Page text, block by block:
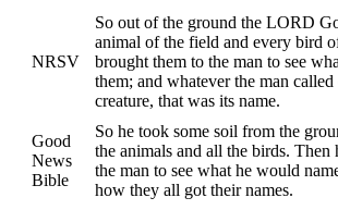
NRSV
So out of the ground the LORD
animal of the field and every bird
brought them to the man to see
them; and whatever the man
creature, that was its name.
Good
News
Bible
So he took some soil from the
the animals and all the birds. Then
the man to see what he would
how they all got their names.